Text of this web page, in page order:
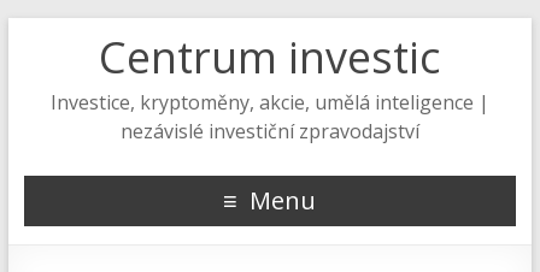
Centrum investic
Investice, kryptoměny, akcie, umělá inteligence |
nezávislé investiční zpravodajství
Menu